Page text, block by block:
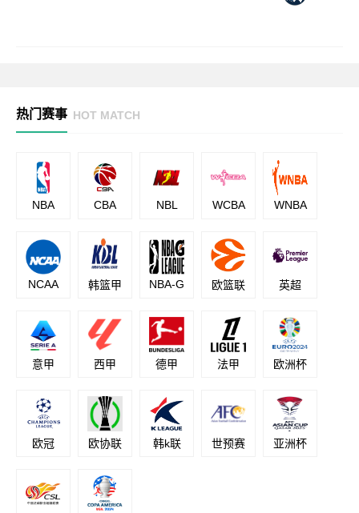
热门赛事 HOT MATCH
NBA CBA NBL WCBA WNBA
NCAA 韩篮甲 NBA-G 欧篮联 英超
意甲 西甲 德甲 法甲 欧洲杯
欧冠 欧协联 韩k联 世预赛 亚洲杯